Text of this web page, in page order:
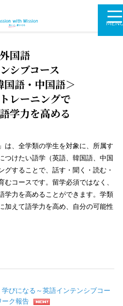
尚絅学院大学
外国語
シブコース
国語・中国語＞
レーニングで
学力を高める
は、全学類の学生を対象に、所属す
つけたい語学（英語、韓国語、中国
することで、話す・聞く・読む・
コースです。留学必須ではなく、
学力を高めることができます。学類
加えて語学力を高め、自分の可能性
びになる～英語インテンシブコー
ク報告